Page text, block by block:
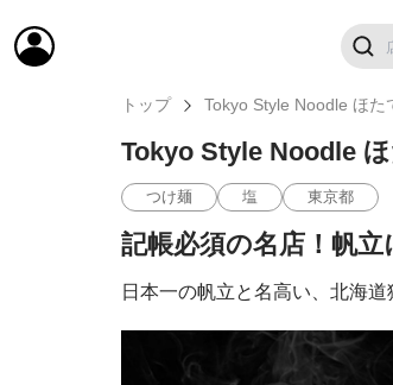
トップ Tokyo Style Noodle ほた
Tokyo Style Noodle
つけ麺 塩 東京都
記帳必須の名店！帆
日本一の帆立と名高い、北海